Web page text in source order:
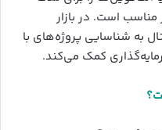
مناسب است. در بازار
به شناسایی پروژه‌های با
کمک می‌کند.